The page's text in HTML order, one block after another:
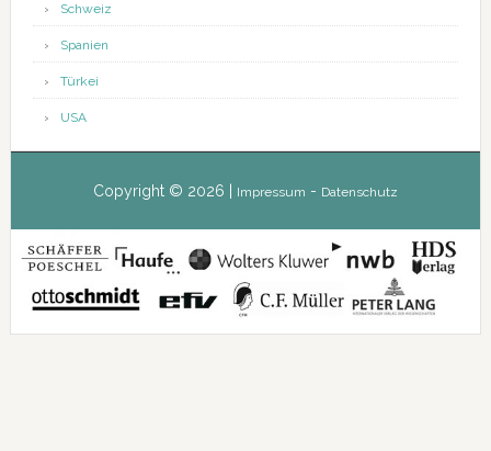
Schweiz
Spanien
Türkei
USA
Copyright © 2026 | Impressum - Datenschutz